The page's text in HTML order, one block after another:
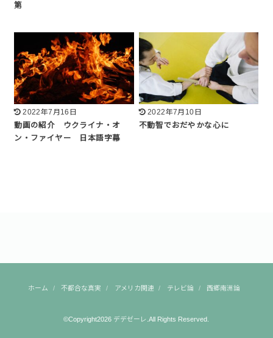
第
2022年7月16日
動画の紹介 ウクライナ・オ
ン・ファイヤー 日本語字幕
2022年7月10日
不動智でおだやかな心に
ホーム 不都合な真実 アメリカ関連 テレビ論 西郷南洲論
©Copyright2026 デデゼーレ .All Rights Reserved.